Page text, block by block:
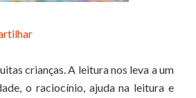
crianças. A leitura nos leva a um
o raciocínio, ajuda na leitura e